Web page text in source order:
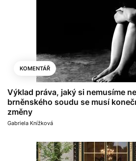
KOMENTÁŘ
Výklad práva, jaký si nemusíme
brněnského soudu se musí
změny
Gabriela Knížková